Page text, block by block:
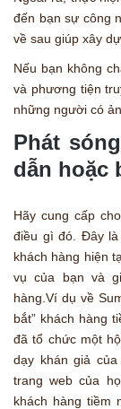
đến bạn sự công
về sau giúp xây
Nếu bạn không
và phương tiện
những người có
Phát
dẫn hoặc
Hãy cung cấp
điều gì đó. Đây là
khách hàng hiện
vụ của bạn và
hàng.Ví dụ về
bắt” khách hàng
đã tổ chức một
dạy khán giả
trang web của
khách hàng tiềm